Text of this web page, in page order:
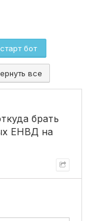
бот
все
брать
ЕНВД на